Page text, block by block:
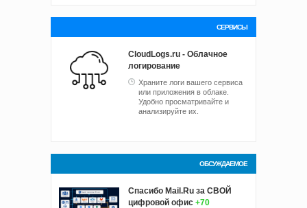
СЕРВИСЫ
CloudLogs.ru - Облачное
логирование
Храните логи вашего сервиса
или приложения в облаке.
Удобно просматривайте и
анализируйте их.
ОБСУЖДАЕМОЕ
Спасибо Mail.Ru за СВОЙ
цифровой офис +70